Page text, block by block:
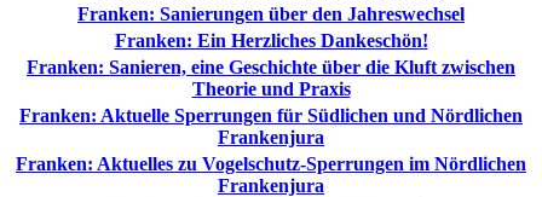
Franken: Sanierungen über den Jahreswechsel
Franken: Ein Herzliches Dankeschön!
Franken: Sanieren, eine Geschichte über die Kluft zwischen
Theorie und Praxis
Franken: Aktuelle Sperrungen für Südlichen und Nördlichen
Frankenjura
Franken: Aktuelles zu Vogelschutz-Sperrungen im Nördlichen
Frankenjura